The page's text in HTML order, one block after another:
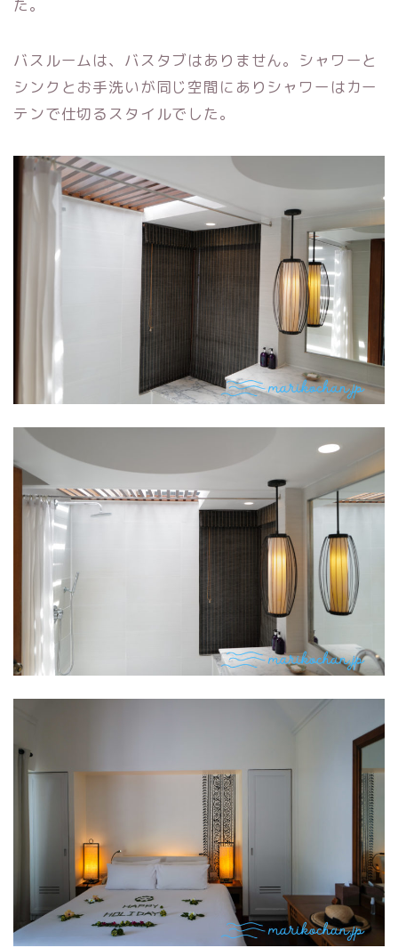
た。
バスルームは、バスタブはありません。シャワーと
シンクとお手洗いが同じ空間にありシャワーはカー
テンで仕切るスタイルでした。